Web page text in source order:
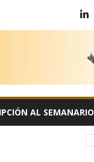
AL SEMANARIO